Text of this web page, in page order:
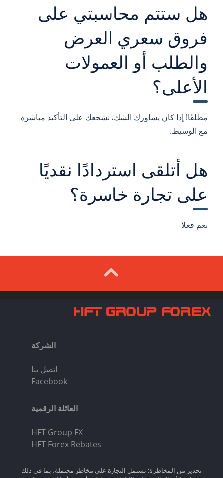
هل ستتم محاسبتي على
فروق سعري العرض
والطلب أو العمولات
الأعلى؟
مطلقًا! إذا كان يساورك الشك، نشجعك على التأكيد مباشرة
مع الوسيط.
هل أتلقى استردادًا نقديًا
على تجارة خاسرة؟
نعم فعلا
الشركة
اتصل بنا
Facebook
العائلة الرقمية
HFT Group FX
HFT Forex Rebates
تحذير من المخاطرة: تشتمل التجارة على مخاطر محتملة، بما في ذلك